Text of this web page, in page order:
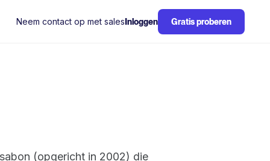
Neem contact op met sales Inloggen Gratis proberen
(opgericht in 2002) die